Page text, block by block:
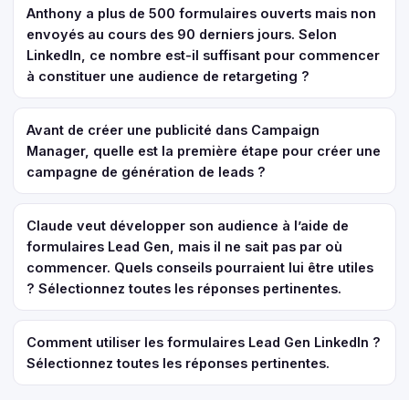
Anthony a plus de 500 formulaires ouverts mais non
envoyés au cours des 90 derniers jours. Selon
LinkedIn, ce nombre est-il suffisant pour commencer
à constituer une audience de retargeting ?
Avant de créer une publicité dans Campaign
Manager, quelle est la première étape pour créer une
campagne de génération de leads ?
Claude veut développer son audience à l’aide de
formulaires Lead Gen, mais il ne sait pas par où
commencer. Quels conseils pourraient lui être utiles
? Sélectionnez toutes les réponses pertinentes.
Comment utiliser les formulaires Lead Gen LinkedIn ?
Sélectionnez toutes les réponses pertinentes.